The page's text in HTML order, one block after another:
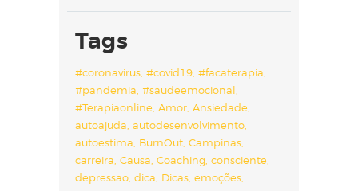
Tags
#coronavirus #covid19 #facaterapia
#pandemia #saudeemocional
#Terapiaonline Amor Ansiedade
autoajuda autodesenvolvimento
autoestima BurnOut Campinas
carreira Causa Coaching consciente
depressao dica Dicas emoções